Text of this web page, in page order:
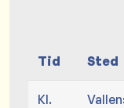
Tid Sted
Kl.